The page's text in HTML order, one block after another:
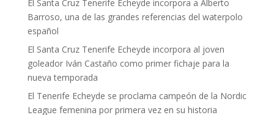
El Santa Cruz Tenerife Echeyde incorpora a Alberto
Barroso, una de las grandes referencias del waterpolo
español
El Santa Cruz Tenerife Echeyde incorpora al joven
goleador Iván Castaño como primer fichaje para la
nueva temporada
El Tenerife Echeyde se proclama campeón de la Nordic
League femenina por primera vez en su historia